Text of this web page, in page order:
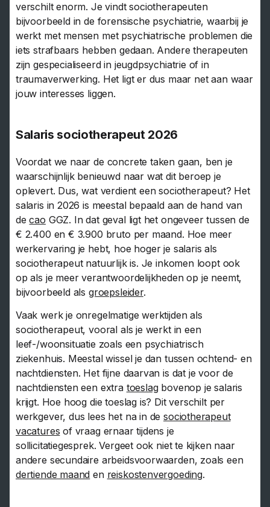
verschilt enorm. Je vindt sociotherapeuten
bijvoorbeeld in de forensische psychiatrie, waarbij je
werkt met mensen met psychiatrische problemen die
iets strafbaars hebben gedaan. Andere therapeuten
zijn gespecialiseerd in jeugdpsychiatrie of in
traumaverwerking. Het ligt er dus maar net aan waar
jouw interesses liggen.
Salaris sociotherapeut 2026
Voordat we naar de concrete taken gaan, ben je
waarschijnlijk benieuwd naar wat dit beroep je
oplevert. Dus, wat verdient een sociotherapeut? Het
salaris in 2026 is meestal bepaald aan de hand van
decao GGZ. In dat geval ligt het ongeveer tussen de
€ 2.400 en € 3.900 bruto per maand. Hoe meer
werkervaring je hebt, hoe hoger je salaris als
sociotherapeut natuurlijk is. Je inkomen loopt ook
op als je meer verantwoordelijkheden op je neemt,
bijvoorbeeld als groepsleider.
Vaak werk je onregelmatige werktijden als
sociotherapeut, vooral als je werkt in een
leef-/woonsituatie zoals een psychiatrisch
ziekenhuis. Meestal wissel je dan tussen ochtend- en
nachtdiensten. Het fijne daarvan is dat je voor de
nachtdiensten een extra toeslagbovenop je salaris
krijgt. Hoe hoog die toeslag is? Dit verschilt per
werkgever, dus lees het na in desociotherapeut
vacatures of vraag ernaar tijdens je
sollicitatiegesprek. Vergeet ook niet te kijken naar
andere secundaire arbeidsvoorwaarden, zoals een
dertiende maand en reiskostenvergoeding.